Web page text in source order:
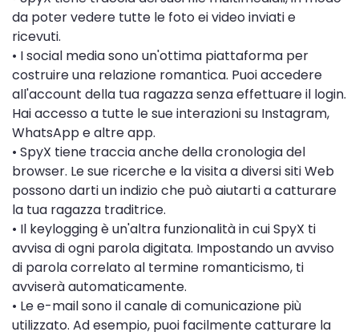
da poter vedere tutte le foto ei video inviati e
ricevuti.
• I social media sono un'ottima piattaforma per
costruire una relazione romantica. Puoi accedere
all'account della tua ragazza senza effettuare il login.
Hai accesso a tutte le sue interazioni su Instagram,
WhatsApp e altre app.
• SpyX tiene traccia anche della cronologia del
browser. Le sue ricerche e la visita a diversi siti Web
possono darti un indizio che può aiutarti a catturare
la tua ragazza traditrice.
• Il keylogging è un'altra funzionalità in cui SpyX ti
avvisa di ogni parola digitata. Impostando un avviso
di parola correlato al termine romanticismo, ti
avviserà automaticamente.
• Le e-mail sono il canale di comunicazione più
utilizzato. Ad esempio, puoi facilmente catturare la